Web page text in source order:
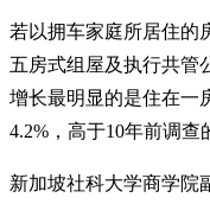
若以拥车家庭所居住的
五房式组屋及执行共管
增长最明显的是住在一
4.2%，高于10年前调查
新加坡社科大学商学院